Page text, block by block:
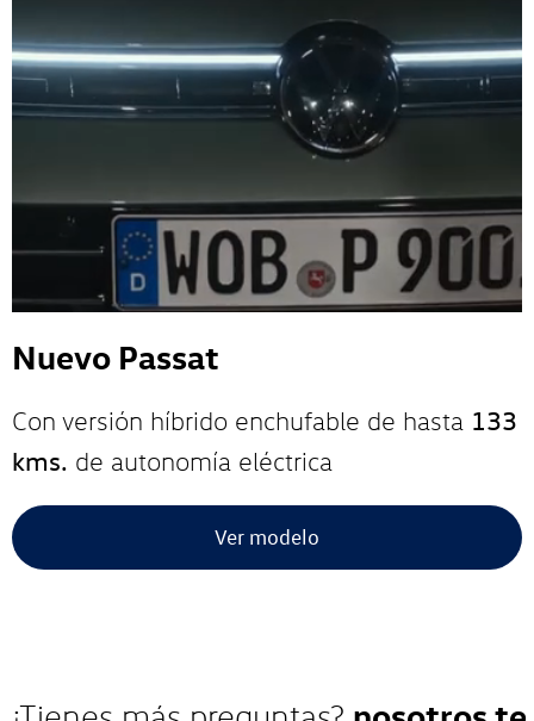
Nuevo Passat
Con versión híbrido enchufable de hasta 133
kms. de autonomía eléctrica
Ver modelo